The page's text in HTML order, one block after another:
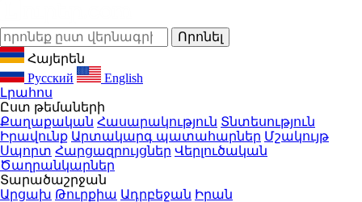
Հայերեն
Русский
English
Լրահոս
Ըստ թեմաների
Քաղաքական Հասարակություն Տնտեսություն
Իրավունք Արտակարգ պատահարներ Մշակույթ
Սպորտ Հարցազրույցներ Վերլուծական
Ծաղրանկարներ
Տարածաշրջան
Արցախ Թուրքիա Ադրբեջան Իրան